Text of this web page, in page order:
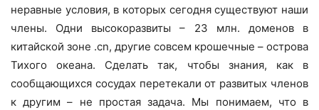
неравные условия, в которых сегодня существуют наши
члены. Одни высокоразвиты – 23 млн. доменов в
китайской зоне .cn, другие совсем крошечные – острова
Тихого океана. Сделать так, чтобы знания, как в
сообщающихся сосудах перетекали от развитых членов
к другим – не простая задача. Мы понимаем, что в